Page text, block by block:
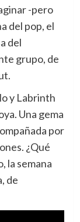
-pero
del pop, el
del
grupo, de
y Labrinth
Una gema
por
¿Qué
la semana
de